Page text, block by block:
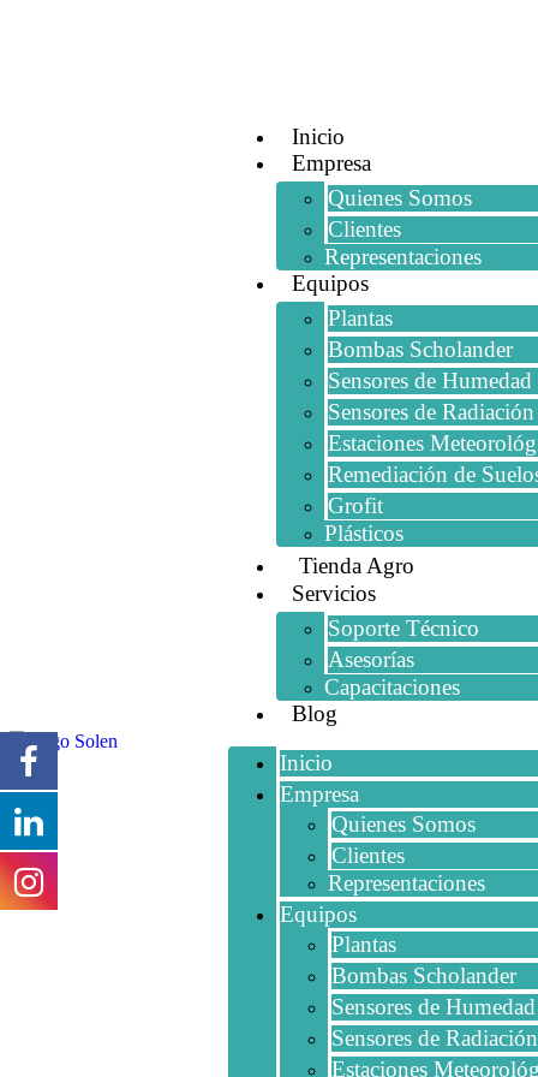
Inicio
Empresa
Quienes Somos
Clientes
Representaciones
Equipos
Plantas
Bombas Scholander
Sensores de
Sensores de
Estaciones
Remediación de
Grofit
Plásticos
Tienda Agro
Servicios
Soporte Técnico
Asesorías
Capacitaciones
Blog
Inicio
Empresa
Quienes Somos
Clientes
Representaciones
Equipos
Plantas
Bombas Scholander
Sensores de
Sensores de
Estaciones